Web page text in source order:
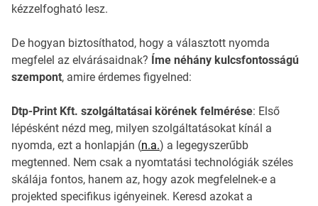
kézzelfogható lesz.
De hogyan biztosíthatod, hogy a választott nyomda
megfelel az elvárásaidnak? Íme néhány kulcsfontosságú
szempont, amire érdemes figyelned:
Dtp-Print Kft. szolgáltatásai körének felmérése: Első
lépésként nézd meg, milyen szolgáltatásokat kínál a
nyomda, ezt a honlapján (n.a.) a legegyszerűbb
megtenned. Nem csak a nyomtatási technológiák széles
skálája fontos, hanem az, hogy azok megfelelnek-e a
projekted specifikus igényeinek. Keresd azokat a